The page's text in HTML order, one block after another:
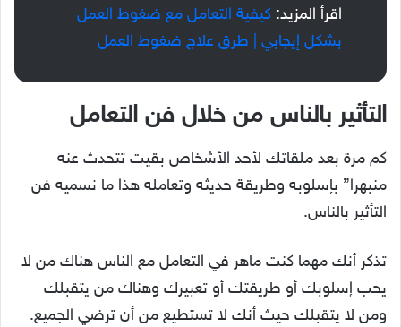
اقرأ المزيد: كيفية التعامل مع ضغوط العمل
بشكل إيجابي | طرق علاج ضغوط العمل
التأثير بالناس من خلال فن التعامل
كم مرة بعد ملقاتك لأحد الأشخاص بقيت تتحدث عنه
منبهرا” بإسلوبه وطريقة حديثه وتعامله هذا ما نسميه فن
التأثير بالناس.
تذكر أنك مهما كنت ماهر في التعامل مع الناس هناك من لا
يحب إسلوبك أو طريقتك أو تعبيرك وهناك من يتقبلك
ومن لا يتقبلك حيث أنك لا تستطيع من أن ترضي الجميع.